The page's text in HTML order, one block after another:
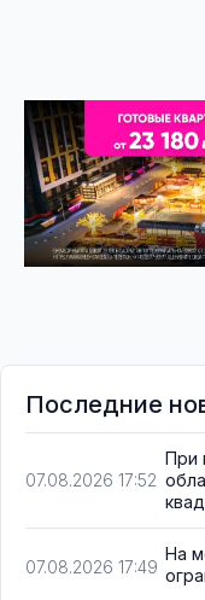
Последние
07.08.2026 17:52
При
07.08.2026 17:49
На